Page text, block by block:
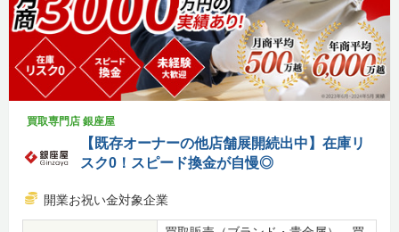
買取専門店 銀座屋
【既存オーナーの他店舗展開続出中】在庫リ
スク0！スピード換金が自慢◎
開業お祝い金対象企業